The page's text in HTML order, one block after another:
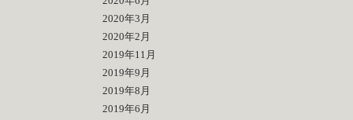
2020年3月
2020年2月
2019年11月
2019年9月
2019年8月
2019年6月